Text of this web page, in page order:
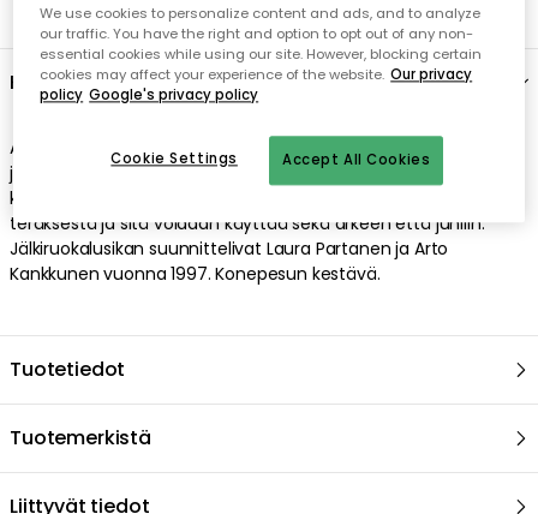
We use cookies to personalize content and ads, and to analyze
our traffic. You have the right and option to opt out of any non-
essential cookies while using our site. However, blocking certain
cookies may affect your experience of the website. Our privacy
policy Google's privacy policy
Accept All Cookies
Cookie Settings